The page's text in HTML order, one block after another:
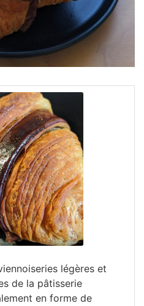
légères et
de la pâtisserie
en forme de